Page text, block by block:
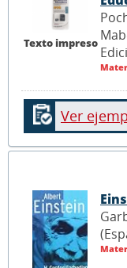
Texto impreso
Ver